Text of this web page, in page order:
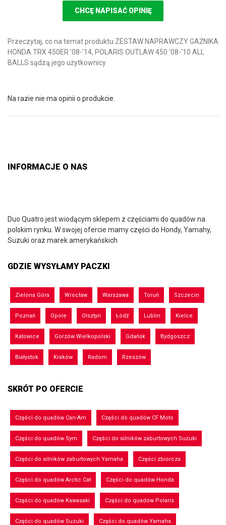
CHCĘ NAPISAĆ OPINIĘ
Przeczytaj, co na temat produktu ZESTAW NAPRAWCZY GAŹNIKA
HONDA TRX 450ER ’08-’14, POLARIS OUTLAW 450 ’08-’10 ALL
BALLS sądzą jego użytkownicy
Na razie nie ma opinii o produkcie.
INFORMACJE O NAS
Duo Quatro jest wiodącym sklepem z częściami do quadów na
polskim rynku. W swojej ofercie mamy części do Hondy, Yamahy,
Suzuki oraz marek amerykańskich
GDZIE WYSYŁAMY PACZKI
Zielona Góra Wrocław Warszawa Toruń Szczecin
Poznań Opole Olsztyn Łódź Lublin Kielce
Katowice Gorzów Wielkopolski Gdańsk Bydgoszcz
Białystok Kraków Radom Rzeszów
SKRÓT PO OFERCIE
Części do quadów Can-Am Części do quadów CF Moto
Części do quadów Sym Części do silników zaburtowych Suzuki
Części do silników zaburtowych Yamaha Części zbiorcza
Części do quadów Arctic Cat Części do quadów Honda
Części do quadów Kawasaki Części do quadów Polaris
Części do quadów Suzuki Części do quadów Yamaha